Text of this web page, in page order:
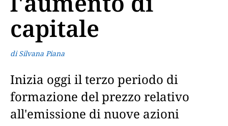
capitale
di Silvana Piana
Inizia oggi il terzo periodo di
formazione del prezzo relativo
all'emissione di nuove azioni